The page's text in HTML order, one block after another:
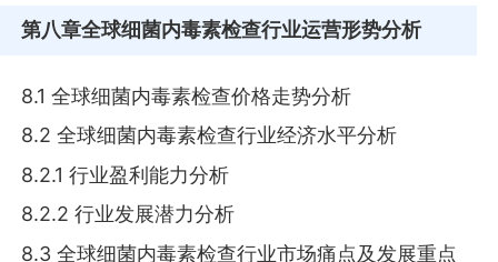
第八章全球细菌内毒素检查行业运营形势分析
8.1 全球细菌内毒素检查价格走势分析
8.2 全球细菌内毒素检查行业经济水平分析
8.2.1 行业盈利能力分析
8.2.2 行业发展潜力分析
8.3 全球细菌内毒素检查行业市场痛点及发展重点